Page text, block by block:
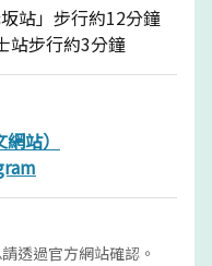
站」步行約12分鐘
站步行約3分鐘
站）
透過官方網站確認。